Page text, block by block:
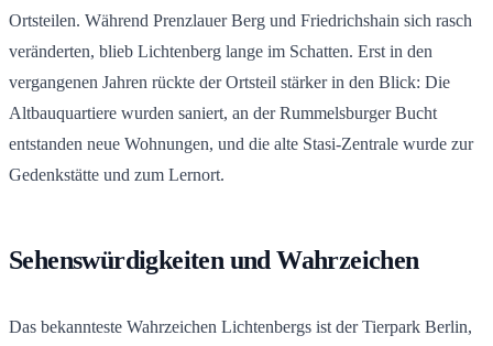
Ortsteilen. Während Prenzlauer Berg und Friedrichshain sich rasch
veränderten, blieb Lichtenberg lange im Schatten. Erst in den
vergangenen Jahren rückte der Ortsteil stärker in den Blick: Die
Altbauquartiere wurden saniert, an der Rummelsburger Bucht
entstanden neue Wohnungen, und die alte Stasi-Zentrale wurde zur
Gedenkstätte und zum Lernort.
Sehenswürdigkeiten und Wahrzeichen
Das bekannteste Wahrzeichen Lichtenbergs ist der Tierpark Berlin,